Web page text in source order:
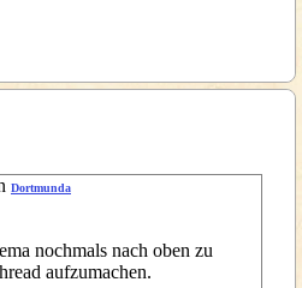
Dortmunda
nochmals nach oben zu
aufzumachen.